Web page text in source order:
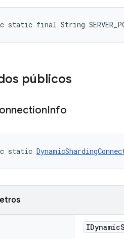
static final String
públicos
Info
static
IDynamic